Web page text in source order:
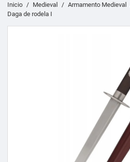
Inicio Medieval Armamento Medieval
Daga de rodela I